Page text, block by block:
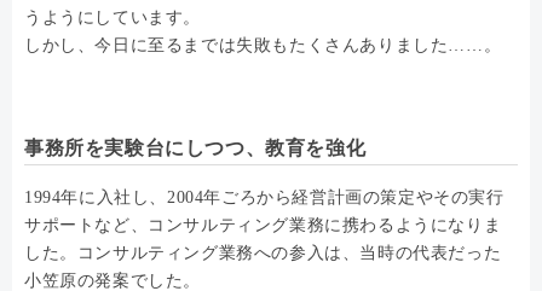
うようにしています。
しかし、今日に至るまでは失敗もたくさんありました……。
事務所を実験台にしつつ、教育を強化
1994年に入社し、2004年ごろから経営計画の策定やその実行
サポートなど、コンサルティング業務に携わるようになりま
した。コンサルティング業務への参入は、当時の代表だった
小笠原の発案でした。